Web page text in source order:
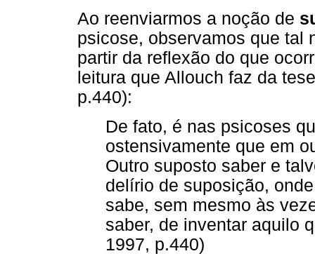
Ao reenviarmos a noção de
psicose, observamos que tal
partir da reflexão do que
leitura que Allouch faz da
p.440):
De fato, é nas psicoses
ostensivamente que em
Outro suposto saber e
delírio de suposição,
sabe, sem mesmo às
saber, de inventar aquilo
1997, p.440)